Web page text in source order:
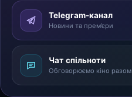
Telegram-канал
Новини та прем’єри
Чат спільноти
Обговорюємо кіно разом